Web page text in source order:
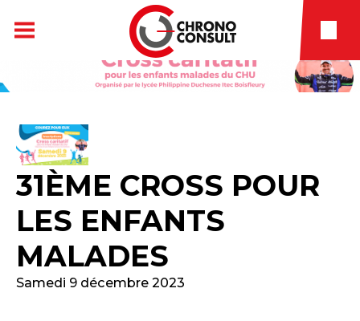
31ÈME CROSS POUR
LES ENFANTS
MALADES
Samedi 9 décembre 2023